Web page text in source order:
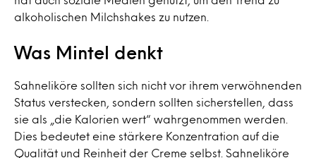
alkoholischen Milchshakes zu nutzen.
Was Mintel denkt
Sahneliköre sollten sich nicht vor ihrem verwöhnenden
Status verstecken, sondern sollten sicherstellen, dass
sie als „die Kalorien wert“ wahrgenommen werden.
Dies bedeutet eine stärkere Konzentration auf die
Qualität und Reinheit der Creme selbst. Sahneliköre